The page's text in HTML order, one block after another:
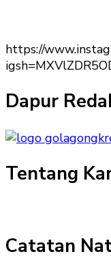
https://
Dapur
Tentang
Catatan